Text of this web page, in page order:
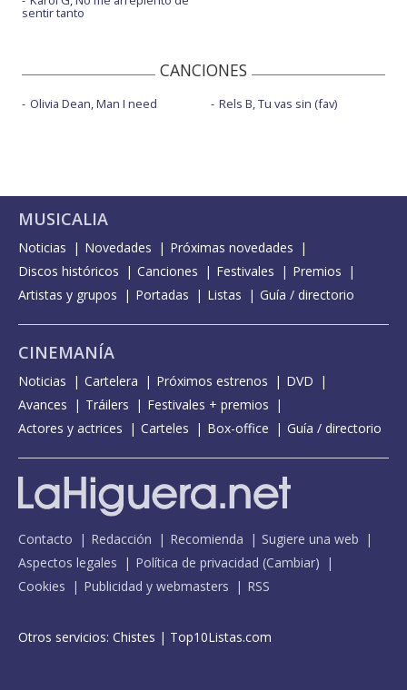
sentir tanto
CANCIONES
Olivia Dean, Man I need Rels B, Tu vas sin (fav)
MUSICALIA
Noticias Novedades
Próximas novedades
Discos históricos
Canciones Festivales
Premios
Artistas y grupos
Portadas Listas Guía / directorio
CINEMANÍA
Noticias Cartelera Próximos estrenos
DVD
Avances
Tráilers
Festivales + premios
Actores y actrices
Carteles Box-office Guía / directorio
Contacto Redacción Recomienda
Sugiere una web
Aspectos legales
Política de privacidad (Cambiar)
Cookies
Publicidad y webmasters RSS
Otros servicios: Chistes | Top10Listas.com